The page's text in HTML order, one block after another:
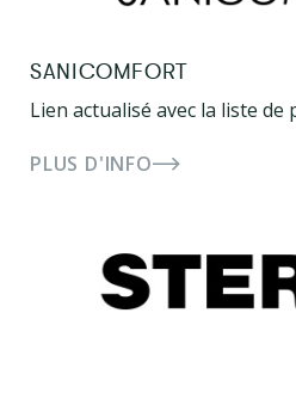
SANICOMFORT
Lien actualisé avec la liste de
PLUS D'INFO